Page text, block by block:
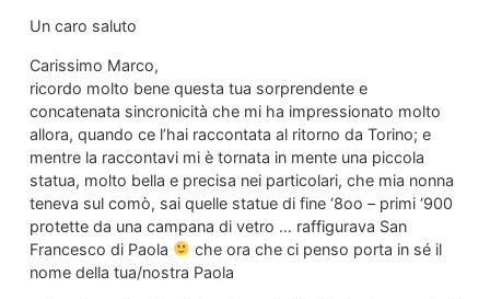
Un caro saluto
Carissimo Marco,
ricordo molto bene questa tua sorprendente e
concatenata sincronicità che mi ha impressionato molto
allora, quando ce l’hai raccontata al ritorno da Torino; e
mentre la raccontavi mi è tornata in mente una piccola
statua, molto bella e precisa nei particolari, che mia nonna
teneva sul comò, sai quelle statue di fine ‘8oo – primi ‘900
protette da una campana di vetro … raffigurava San
Francesco di Paola
che ora che ci penso porta in sé il
nome della tua/nostra Paola